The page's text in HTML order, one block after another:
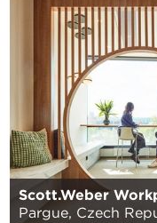
Scott.Weber
Pargue, Czech